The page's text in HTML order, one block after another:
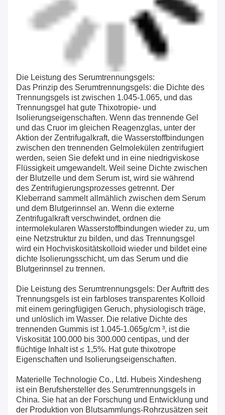
Die Leistung des Serumtrennungsgels:
Das Prinzip des Serumtrennungsgels: die Dichte des
Trennungsgels ist zwischen 1.045-1.065, und das
Trennungsgel hat gute Thixotropie- und
Isolierungseigenschaften. Wenn das trennende Gel
und das Cruor im gleichen Reagenzglas, unter der
Aktion der Zentrifugalkraft, die Wasserstoffbindungen
zwischen den trennenden Gelmolekülen zentrifugiert
werden, seien Sie defekt und in eine niedrigviskose
Flüssigkeit umgewandelt. Weil seine Dichte zwischen
der Blutzelle und dem Serum ist, wird sie während
des Zentrifugierungsprozesses getrennt. Der
Kleberrand sammelt allmählich zwischen dem Serum
und dem Blutgerinnsel an. Wenn die externe
Zentrifugalkraft verschwindet, ordnen die
intermolekularen Wasserstoffbindungen wieder zu, um
eine Netzstruktur zu bilden, und das Trennungsgel
wird ein Hochviskositätskolloid wieder und bildet eine
dichte Isolierungsschicht, um das Serum und die
Blutgerinnsel zu trennen.
Die Leistung des Serumtrennungsgels: Der Auftritt des
Trennungsgels ist ein farbloses transparentes Kolloid
mit einem geringfügigen Geruch, physiologisch träge,
und unlöslich im Wasser. Die relative Dichte des
trennenden Gummis ist 1.045-1.065g/cm ³, ist die
Viskosität 100.000 bis 300.000 centipas, und der
flüchtige Inhalt ist ≤ 1,5%. Hat gute thixotrope
Eigenschaften und Isolierungseigenschaften.
Materielle Technologie Co., Ltd. Hubeis Xindesheng
ist ein Berufshersteller des Serumtrennungsgels in
China. Sie hat an der Forschung und Entwicklung und
der Produktion von Blutsammlungs-Rohrzusätzen seit